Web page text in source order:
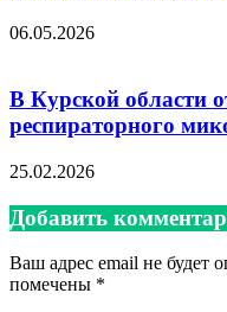
06.05.2026
В Курской области
респираторного
25.02.2026
Добавить
Ваш адрес email не будет
помечены *